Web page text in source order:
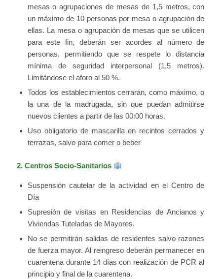
mesas o agrupaciones de mesas de 1,5 metros, con
un máximo de 10 personas por mesa o agrupación de
ellas. La mesa o agrupación de mesas que se utilicen
para este fin, deberán ser acordes al número de
personas, permitiendo que se respete lo distancia
mínima de seguridad interpersonal (1,5 metros).
Limitándose el aforo al 50 %.
Todos los establecimientos cerrarán, como máximo, o
la una de la madrugada, sin que puedan admitirse
nuevos clientes a partir de las 00:00 horas.
Uso obligatorio de mascarilla en recintos cerrados y
terrazas, salvo para comer o beber
2. Centros Socio-Sanitarios
Suspensión cautelar de la actividad en el Centro de
Día
Supresión de visitas en Residencias de Ancianos y
Viviendas Tuteladas de Mayores.
No se permitirán salidas de residentes salvo razones
de fuerza mayor. Al reingreso deberán permanecer en
cuarentena durante 14 días con realización de PCR al
principio y final de la cuarentena.